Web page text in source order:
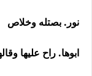
نور. بصتله وخلاص
ابوها. راح عليها